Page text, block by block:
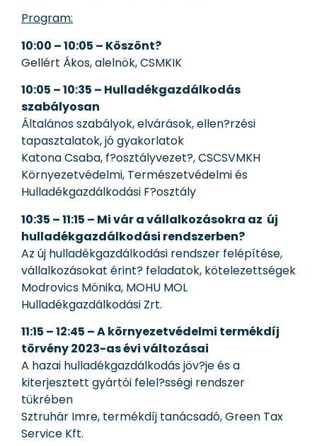
Program:
10:00 – 10:05 – Köszönt?
Gellért Ákos, alelnök, CSMKIK
10:05 – 10:35 – Hulladékgazdálkodás
szabályosan
Általános szabályok, elvárások, ellen?rzési
tapasztalatok, jó gyakorlatok
Katona Csaba, f?osztályvezet?, CSCSVMKH
Környezetvédelmi, Természetvédelmi és
Hulladékgazdálkodási F?osztály
10:35 – 11:15 – Mi vár a vállalkozásokra az új
hulladékgazdálkodási rendszerben?
Az új hulladékgazdálkodási rendszer felépítése,
vállalkozásokat érint? feladatok, kötelezettségek
Modrovics Mónika, MOHU MOL
Hulladékgazdálkodási Zrt.
11:15 – 12:45 – A környezetvédelmi termékdíj
törvény 2023-as évi változásai
A hazai hulladékgazdálkodás jöv?je és a
kiterjesztett gyártói felel?sségi rendszer
tükrében
Sztruhár Imre, termékdíj tanácsadó, Green Tax
Service Kft.